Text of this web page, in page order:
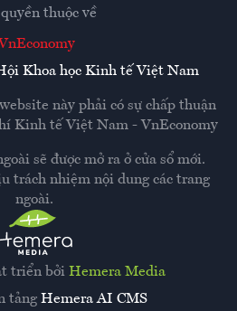
triển bởi Hemera Media
tảng Hemera AI CMS
thuộc về
Khoa học Kinh tế Việt Nam
này phải có sự chấp thuận
Kinh tế Việt Nam - VnEconomy
sẽ được mở ra ở cửa sổ mới.
trách nhiệm nội dung các trang
ngoài.